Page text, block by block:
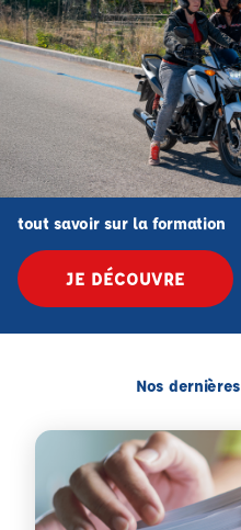
tout savoir sur la formation
JE DÉCOUVRE
Nos